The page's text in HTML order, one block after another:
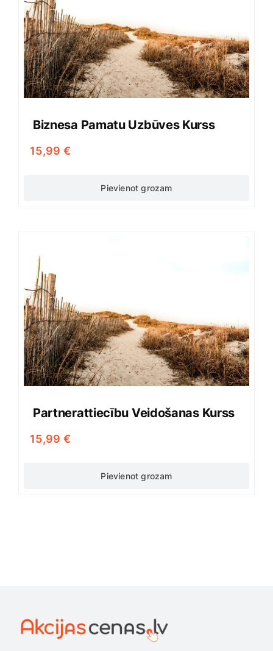
Biznesa Pamatu Uzbūves Kurss
15,99 €
Pievienot grozam
Partnerattiecību Veidošanas Kurss
15,99 €
Pievienot grozam